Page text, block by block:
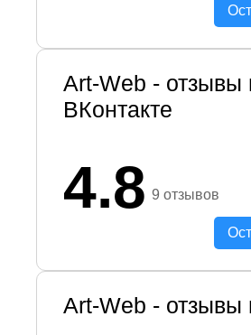
Art-Web - отзывы
ВКонтакте
4.8 9 отзывов
Art-Web - отзывы